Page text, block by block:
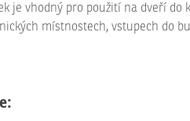
je vhodný pro použití na dveří
místnostech, vstupech do